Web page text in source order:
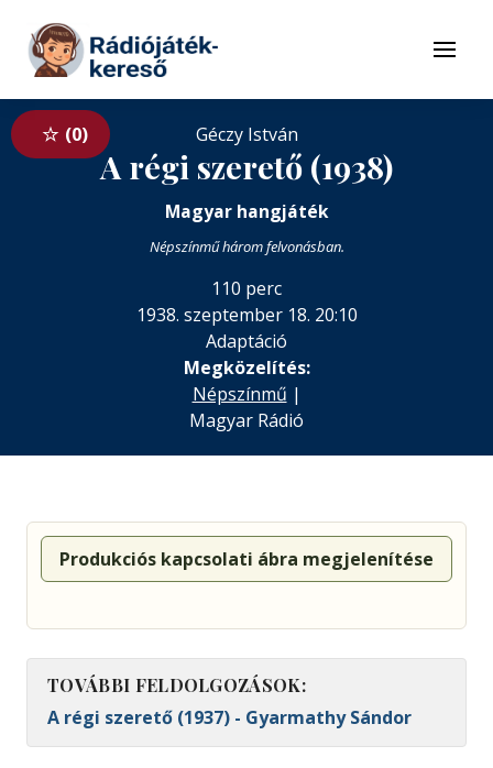
Tovább a tartalomhoz
Menü
0 Géczy István
A régi szerető (1938)
Magyar hangjáték
Népszínmű három felvonásban.
110 perc
1938. szeptember 18. 20:10
Adaptáció
Megközelítés:
Népszínmű |
Magyar Rádió
Produkciós kapcsolati ábra megjelenítése
TOVÁBBI FELDOLGOZÁSOK:
A régi szerető (1937) - Gyarmathy Sándor